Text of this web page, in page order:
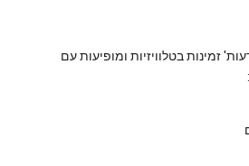
זמינות בטלוויזיות ומופיעות עם